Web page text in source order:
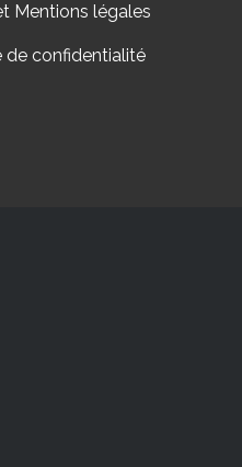
Mentions légales
de confidentialité